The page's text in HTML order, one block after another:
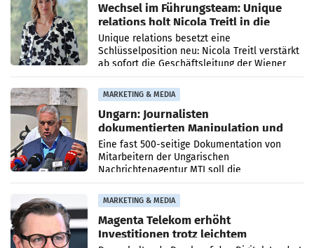
Wechsel im Führungsteam: Unique
relations holt Nicola Treitl in die
Geschäftsleitung
Unique relations besetzt eine
Schlüsselposition neu: Nicola Treitl verstärkt
ab sofort die Geschäftsleitung der Wiener
PR-Agentur an der Seite von Josef Kalina und
Anna Kalina-Mahr.
MARKETING & MEDIA
Ungarn: Journalisten
dokumentierten Manipulation und
Zensur
Eine fast 500-seitige Dokumentation von
Mitarbeitern der Ungarischen
Nachrichtenagentur MTI soll die
systematische Nachrichten-Manipulation und
Zensur bei der Agentur während der Zeit
MARKETING & MEDIA
Magenta Telekom erhöht
Investitionen trotz leichtem